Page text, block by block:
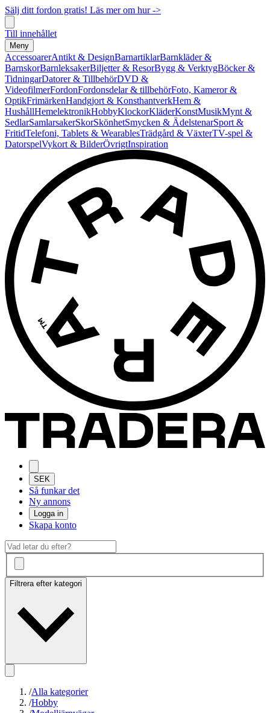
Sälj ditt fordon gratis! Läs mer om hur ->
Till innehållet
Meny
AccessoarerAntikt & DesignBarnartiklarBarnkläder &
BarnskorBarnleksakerBiljetter & ResorBygg & VerktygBöcker &
TidningarDatorer & TillbehörDVD &
VideofilmerFordonFordonsdelar & tillbehörFoto, Kameror &
OptikFrimärkenHandgjort & KonsthantverkHem &
HushållHemelektronikHobbyKlockorKläderKonstMusikMynt &
SedlarSamlarsakerSkorSkönhetSmycken & ÄdelstenarSport &
FritidTelefoni, Tablets & WearablesTrädgård & VäxterTV-spel &
DatorspelVykort & BilderÖvrigtInspiration
SEK
Så funkar det
Ny annons
Logga in
Skapa konto
Filtrera efter kategori
/Alla kategorier
/Hobby